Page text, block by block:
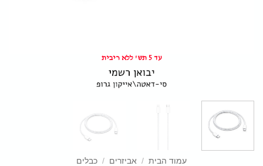
עד 5 תש' ללא ריבית
עמוד הבית / אביזרים / כבלים